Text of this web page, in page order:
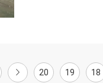
18
19
20